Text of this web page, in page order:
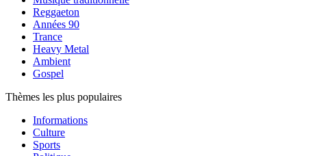
Reggaeton
Années 90
Trance
Heavy Metal
Ambient
Gospel
Thèmes les plus populaires
Informations
Culture
Sports